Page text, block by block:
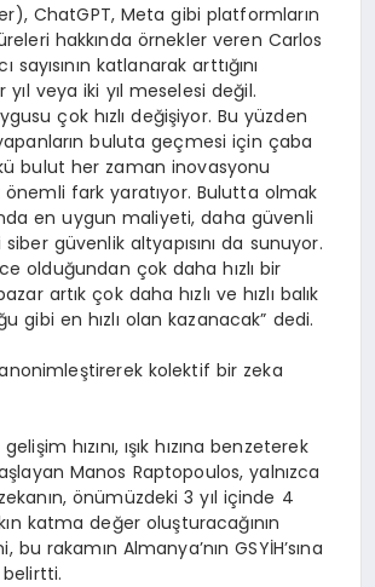
ChatGPT, Meta gibi platformların
hakkında örnekler veren Carlos
sayısının katlanarak arttığını
yıl veya iki yıl meselesi değil.
çok hızlı değişiyor. Bu yüzden
yapanların buluta geçmesi için çaba
bulut her zaman inovasyonu
fark yaratıyor. Bulutta olmak
en uygun maliyeti, daha güvenli
güvenlik altyapısını da sunuyor.
olduğundan çok daha hızlı bir
artık çok daha hızlı ve hızlı balık
gibi en hızlı olan kazanacak” dedi.
kolektif bir zeka
hızını, ışık hızına benzeterek
Manos Raptopoulos, yalnızca
önümüzdeki 3 yıl içinde 4
katma değer oluşturacağının
rakamın Almanya’nın GSYİH’sına